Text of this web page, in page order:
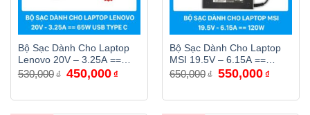
Bộ Sạc Dành Cho Laptop
Lenovo 20V – 3.25A ==
65W USB Type C
530,000 ₫
Giá
gốc
530,000₫.
450,000 ₫Giá
hiện
là:
Bộ Sạc Dành Cho Laptop
MSI 19.5V – 6.15A ==
120W
650,000 ₫
Giá
gốc
650,000₫.
550,000 ₫Giá
hiện
là: